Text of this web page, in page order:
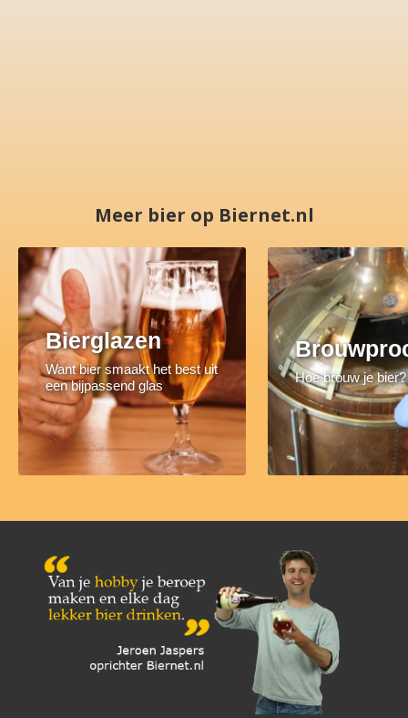
Meer bier op Biernet.nl
Bierglazen
Want bier smaakt het best uit
een bijpassend glas
Hoe brouw je bier?